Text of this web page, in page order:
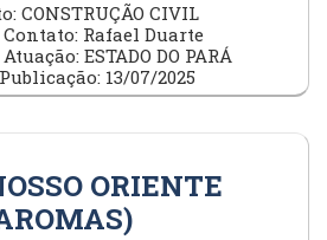
CONSTRUÇÃO CIVIL
Rafael Duarte
ESTADO DO PARÁ
13/07/2025
ORIENTE